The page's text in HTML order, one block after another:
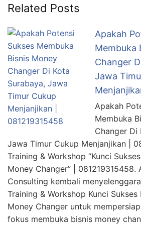
Related Posts
Apakah
Membuka
Changer
Jawa
Apakah
Membuka
Changer Di
Jawa Timur Cukup Menjanjikan |
Training & Workshop “Kunci
Money Changer” | 081219315458.
Consulting kembali
Training & Workshop Kunci Sukses
Money Changer untuk
fokus membuka bisnis money